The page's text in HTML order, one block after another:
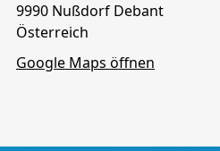
9990 Nußdorf Debant
Österreich
Google Maps öffnen